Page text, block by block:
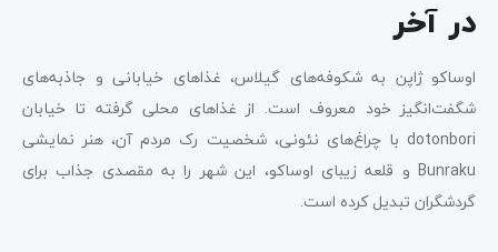
در آخر
اوساکو ژاپن به شکوفه‌های گیلاس، غذاهای خیابانی و جاذبه‌های
شگفت‌انگیز خود معروف است. از غذاهای محلی گرفته تا خیابان
dotonbori با چراغ‌های نئونی، شخصیت‌ رک مردم آن، هنر نمایشی
Bunraku و قلعه زیبای اوساکو، این شهر را به مقصدی جذاب برای
گردشگران تبدیل کرده است.